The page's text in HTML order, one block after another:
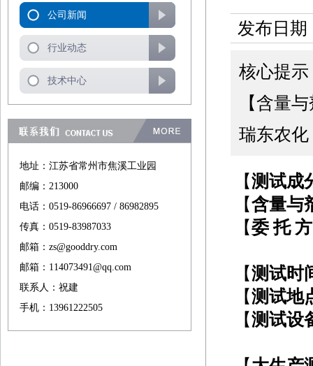
公司新闻
行业动态
技术中心
地址：江苏省常州市焦溪工业园
邮编：213000
电话：0519-86966697 / 86982895
传真：0519-83987033
邮箱：zs@gooddry.com
邮箱：114073491@qq.com
联系人：祝建
手机：13961222505
发布日期
核心提示
【含量
瑞东农化
【测试成
【含量与
【委 托 方
【测试时
【测试地
【测试设